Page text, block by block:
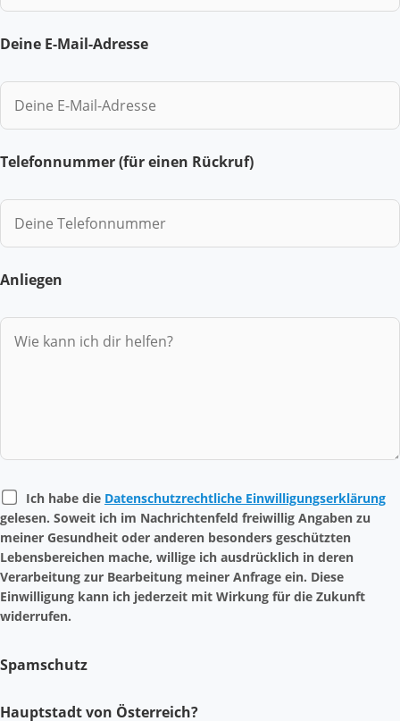
Deine E-Mail-Adresse
Telefonnummer (für einen Rückruf)
Anliegen
Ich habe die Datenschutzrechtliche Einwilligungserklärung
gelesen. Soweit ich im Nachrichtenfeld freiwillig Angaben zu
meiner Gesundheit oder anderen besonders geschützten
Lebensbereichen mache, willige ich ausdrücklich in deren
Verarbeitung zur Bearbeitung meiner Anfrage ein. Diese
Einwilligung kann ich jederzeit mit Wirkung für die Zukunft
widerrufen.
Spamschutz
Hauptstadt von Österreich?